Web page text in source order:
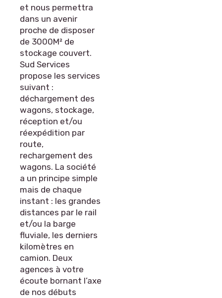
et nous permettra
dans un avenir
proche de disposer
de 3000M² de
stockage couvert.
Sud Services
propose les services
suivant :
déchargement des
wagons, stockage,
réception et/ou
réexpédition par
route,
rechargement des
wagons. La société
a un principe simple
mais de chaque
instant : les grandes
distances par le rail
et/ou la barge
fluviale, les derniers
kilomètres en
camion. Deux
agences à votre
écoute bornant l’axe
de nos débuts